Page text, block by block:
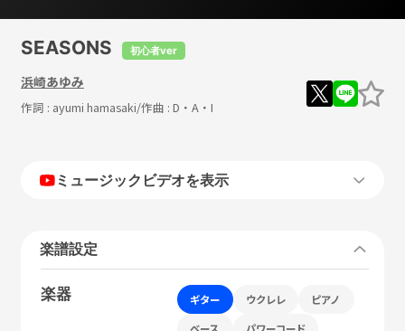
SEASONS 初心者ver
浜崎あゆみ
作詞 : ayumi hamasaki/作曲 : D・A・I
ミュージックビデオを表示
楽譜設定
楽器 ギター ウクレレ ピアノ